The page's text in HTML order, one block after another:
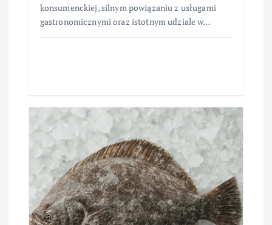
konsumenckiej, silnym powiązaniu z usługami
gastronomicznymi oraz istotnym udziale w…